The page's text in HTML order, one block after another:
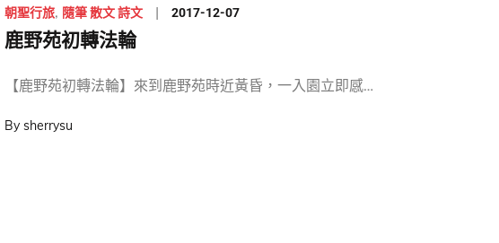
朝聖行旅 隨筆 散文 詩文
Posted
2017-12-07
鹿野苑初轉法輪
【鹿野苑初轉法輪】來到鹿野苑時近黃昏，一入園立即感…
By sherrysu